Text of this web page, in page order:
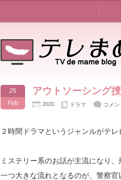
25
Feb
アウトソーシング
2020 ドラマ コメン
２時間ドラマというジャンルがテレ
ミステリー系のお話が主流になり
一つ大きな流れとなるのが、警察